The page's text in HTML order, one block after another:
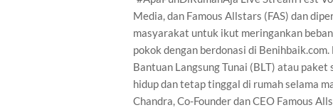
Media, dan Famous Allstars (FAS) dan
masyarakat untuk ikut meringankan
pokok dengan berdonasi di
Bantuan Langsung Tunai (BLT) atau
hidup dan tetap tinggal di rumah selama
Chandra, Co-Founder dan CEO Famous